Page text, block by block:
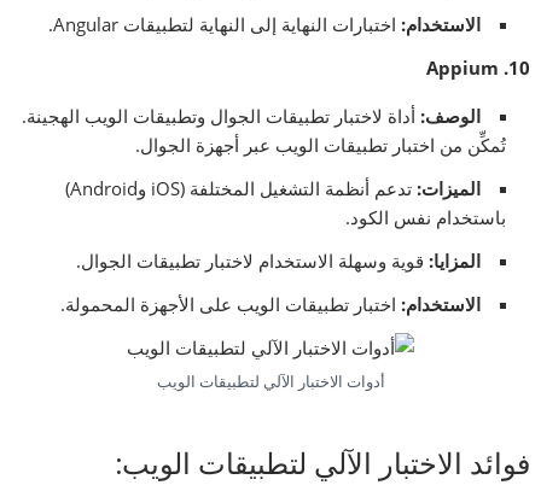
الاستخدام: اختبارات النهاية إلى النهاية لتطبيقات Angular.
10. Appium
الوصف: أداة لاختبار تطبيقات الجوال وتطبيقات الويب الهجينة.
تُمكِّن من اختبار تطبيقات الويب عبر أجهزة الجوال.
الميزات:
تدعم أنظمة التشغيل المختلفة (iOS وAndroid)
باستخدام نفس الكود.
المزايا: قوية وسهلة الاستخدام لاختبار تطبيقات الجوال.
الاستخدام: اختبار تطبيقات الويب على الأجهزة المحمولة.
أدوات الاختبار الآلي لتطبيقات الويب
فوائد الاختبار الآلي لتطبيقات الويب: